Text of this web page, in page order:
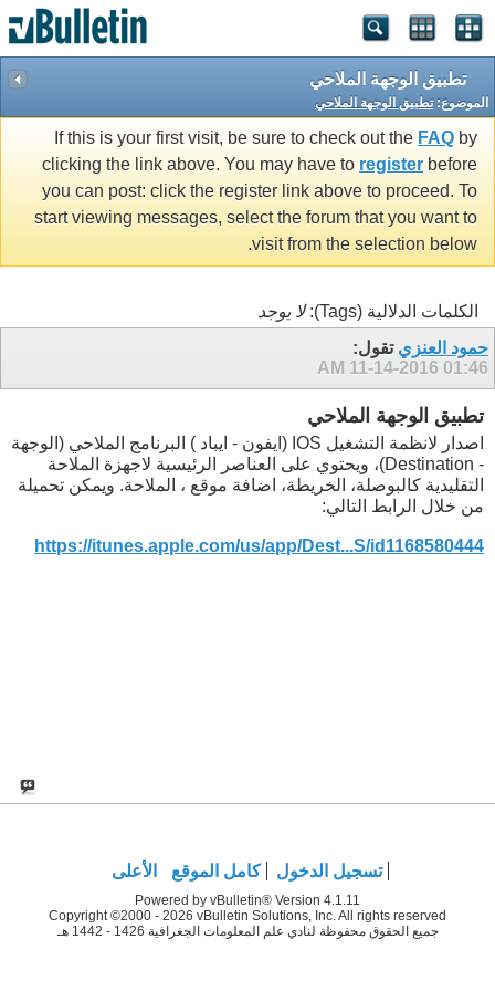
تطبيق الوجهة الملاحي
الموضوع:تطبيق الوجهة الملاحي
If this is your first visit, be sure to check out the FAQ by
clicking the link above. You may have to register before
you can post: click the register link above to proceed. To
start viewing messages, select the forum that you want to
visit from the selection below.
الكلمات الدلالية (Tags):
لا يوجد
حمود العنزي تقول:
11-14-2016 01:46 AM
تطبيق الوجهة الملاحي
اصدار لانظمة التشغيل IOS (ايفون - ايباد ) البرنامج الملاحي (الوجهة
- Destination)، ويحتوي على العناصر الرئيسية لاجهزة الملاحة
التقليدية كالبوصلة، الخريطة، اضافة موقع ، الملاحة. ويمكن تحميلة
من خلال الرابط التالي:
https://itunes.apple.com/us/app/Dest...S/id1168580444
تسجيل الدخول كامل الموقع الأعلى
Powered by vBulletin® Version 4.1.11
Copyright ©2000 - 2026 vBulletin Solutions, Inc. All rights reserved
جميع الحقوق محفوظة لنادي علم المعلومات الجغرافية 1426 - 1442 هـ